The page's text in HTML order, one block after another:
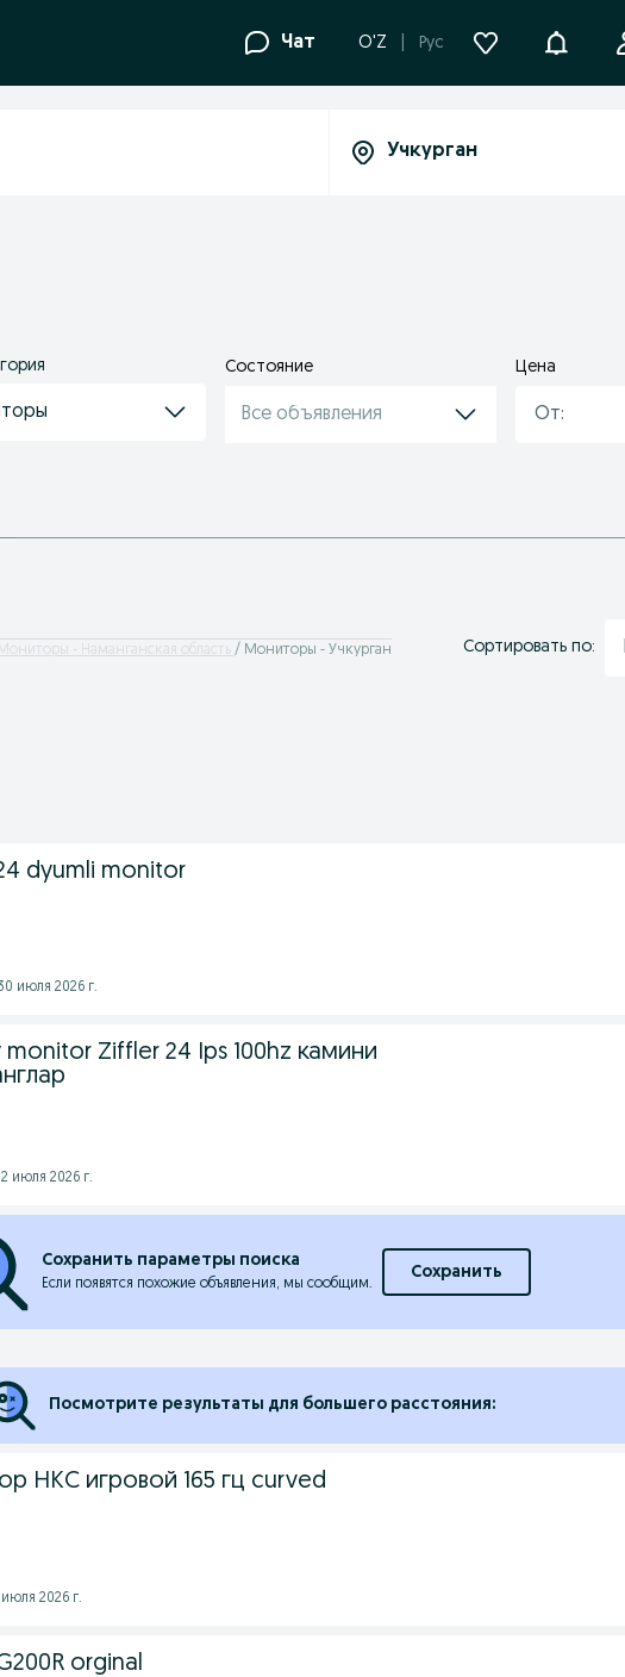
Чат O'Z Рус
Состояние
Все объявления
Цена
Мониторы - Наманганская область Мониторы - Учкурган Сортировать по:
dyumli monitor
июля 2026 г.
monitor Ziffler 24 Ips 100hz камини
июля 2026 г.
Сохранить параметры поиска
Если появятся похожие объявления, мы сообщим.
Сохранить
Посмотрите результаты для большего расстояния:
HKC игровой 165 гц curved
2026 г.
orginal